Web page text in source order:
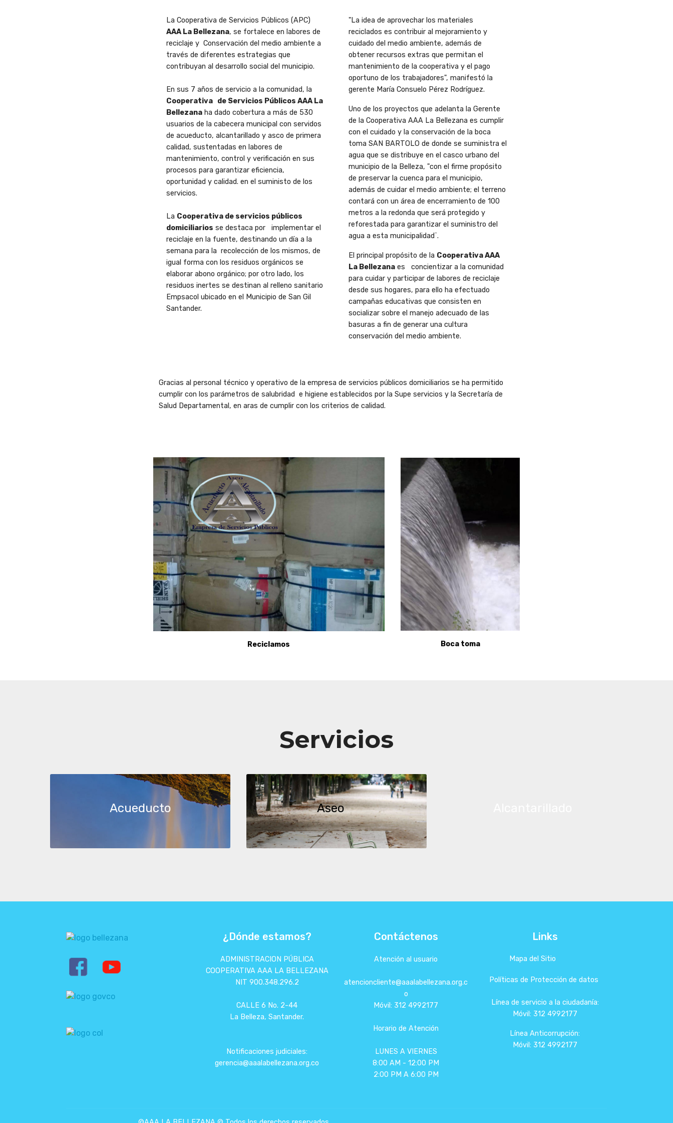
La Cooperativa de Servicios Públicos (APC)
AAA La Bellezana, se fortalece en labores de
reciclaje y Conservación del medio ambiente a
través de diferentes estrategias que
contribuyan al desarrollo social del municipio.
En sus 7 años de servicio a la comunidad, la
Cooperativa de Servicios Públicos AAA La
Bellezana ha dado cobertura a más de 530
usuarios de la cabecera municipal con servidos
de acueducto, alcantarillado y asco de primera
calidad, sustentadas en labores de
mantenimiento, control y verificación en sus
procesos para garantizar eficiencia,
oportunidad y calidad. en el suministo de los
servicios.
La Cooperativa de servicios públicos
domiciliarios se destaca por implementar el
reciclaje en la fuente, destinando un día a la
semana para la recolección de los mismos, de
igual forma con los residuos orgánicos se
elaborar abono orgánico; por otro lado, los
residuos inertes se destinan al relleno sanitario
Empsacol ubicado en el Municipio de San Gil
Santander.
"La idea de aprovechar los materiales
reciclados es contribuir al mejoramiento y
cuidado del medio ambiente, además de
obtener recursos extras que permitan el
mantenimiento de la cooperativa y el pago
oportuno de los trabajadores", manifestó la
gerente María Consuelo Pérez Rodríguez.
Uno de los proyectos que adelanta la Gerente
de la Cooperativa AAA La Bellezana es cumplir
con el cuidado y la conservación de la boca
toma SAN BARTOLO de donde se suministra el
agua que se distribuye en el casco urbano del
municipio de la Belleza, "con el firme propósito
de preservar la cuenca para el municipio,
además de cuidar el medio ambiente; el terreno
contará con un área de encerramiento de 100
metros a la redonda que será protegido y
reforestada para garantizar el suministro del
agua a esta municipalidad¨.
El principal propósito de la Cooperativa AAA
La Bellezana es concientizar a la comunidad
para cuidar y participar de labores de reciclaje
desde sus hogares, para ello ha efectuado
campañas educativas que consisten en
socializar sobre el manejo adecuado de las
basuras a fin de generar una cultura
conservación del medio ambiente.
Gracias al personal técnico y operativo de la empresa de servicios públicos domiciliarios se ha permitido
cumplir con los parámetros de salubridad e higiene establecidos por la Supe servicios y la Secretaría de
Salud Departamental, en aras de cumplir con los criterios de calidad.
Reciclamos Boca toma
Servicios
Acueducto Aseo
¿Dónde estamos?
ADMINISTRACION PÚBLICA
COOPERATIVA AAA LA BELLEZANA
NIT 900.348.296.2
CALLE 6 No. 2-44
La Belleza, Santander.
Notificaciones judiciales:
gerencia@aaalabellezana.org.co
Contáctenos
Atención al usuario
atencioncliente@aaalabellezana.org.c
o
Móvil: 312 4992177
Horario de Atención
LUNES A VIERNES
8:00 AM - 12:00 PM
2:00 PM A 6:00 PM
Links
Mapa del Sitio
Políticas de Protección de datos
Línea de servicio a la ciudadanía:
Móvil: 312 4992177
Línea Anticorrupción:
Móvil: 312 4992177